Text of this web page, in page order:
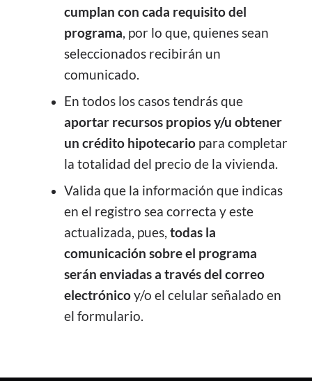
cumplan con cada requisito del
programa, por lo que, quienes sean
seleccionados recibirán un
comunicado.
En todos los casos tendrás que
aportar recursos propios y/u obtener
un crédito hipotecario para completar
la totalidad del precio de la vivienda.
Valida que la información que indicas
en el registro sea correcta y este
actualizada, pues, todas la
comunicación sobre el programa
serán enviadas a través del correo
electrónicoy/o el celular señalado en
el formulario.